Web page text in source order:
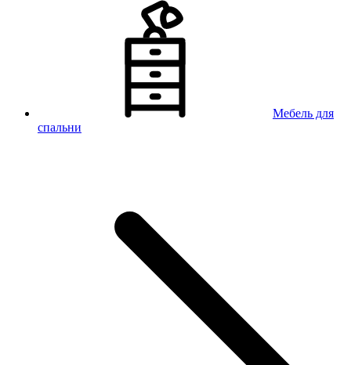
Мебель для
спальни